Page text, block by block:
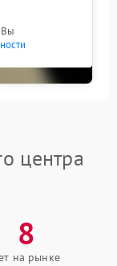
Вы
центра
8
на рынке